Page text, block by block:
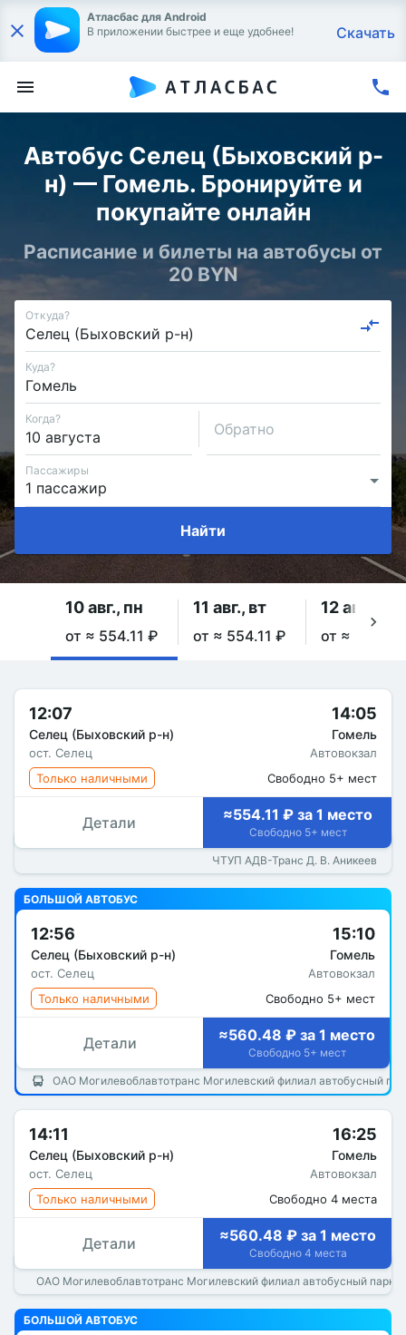
Атласбас для Android
В приложении быстрее и еще удобнее!
Скачать
Автобус Селец (Быховский р-
н) — Гомель. Бронируйте и
покупайте онлайн
Расписание и билеты на автобусы от
20 BYN
Откуда?
Куда?
Когда?
Обратно
Пассажиры
Найти
10 авг., пн
от ≈ 554.11 ₽
11 авг., вт
от ≈ 554.11 ₽
12 авг., ср
от ≈ 554.11
12:07
Селец (Быховский р-н)
ост. Селец
14:05
Гомель
Автовокзал
Только наличными
Свободно 5+ мест
Детали ≈554.11 ₽ за 1 место
Свободно 5+ мест
ЧТУП АДВ-Транс Д. В. Аникеев
БОЛЬШОЙ АВТОБУС
12:56
Селец (Быховский р-н)
ост. Селец
15:10
Гомель
Автовокзал
Только наличными
Свободно 5+ мест
Детали ≈560.48 ₽ за 1 место
Свободно 5+ мест
ОАО Могилевоблавтотранс Могилевский филиал автобусный
14:11
Селец (Быховский р-н)
ост. Селец
16:25
Гомель
Автовокзал
Только наличными
Свободно 4 места
Детали ≈560.48 ₽ за 1 место
Свободно 4 места
ОАО Могилевоблавтотранс Могилевский филиал автобусный парк
БОЛЬШОЙ АВТОБУС